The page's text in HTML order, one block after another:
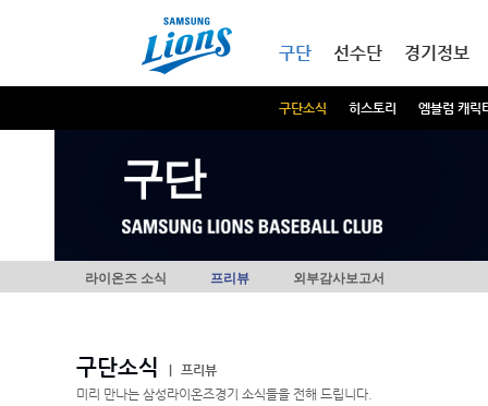
구단
구단소식 히스토리 엠블럼 캐릭
선수단 경기정보
구단
라이온즈 소식 프리뷰 외부감사보고서
구단소식
프리뷰
미리 만나는 삼성라이온즈경기 소식들을 전해 드립니다.